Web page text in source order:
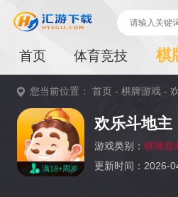
首页 体育竞技 棋
您当前位置：首页 -棋牌游戏 -
满18+周岁
欢乐斗地主
游戏类别： 棋牌游
更新时间：2026-